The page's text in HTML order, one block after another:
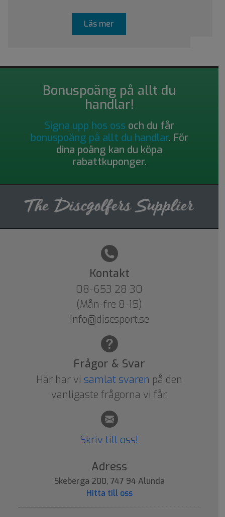
Läs mer
Bonuspoäng på allt du
handlar!
Signa upp hos oss och du får
bonuspoäng på allt du handlar. För
dina poäng kan du köpa
rabattkuponger.
Kontakt
08-653 28 30
(Mån-fre 8-15)
info@discsport.se
Frågor & Svar
Här har vi samlat svaren på den
vanligaste frågorna vi får.
Skriv till oss!
Adress
Skeberga 200, 747 94 Alunda
Hitta till oss